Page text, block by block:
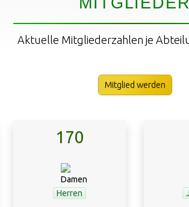
Aktuelle Mitgliederzahlen je
Mitglied werden
170
Herren